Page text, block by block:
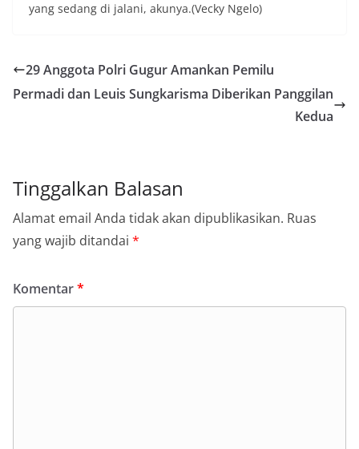
yang sedang di jalani, akunya.(Vecky Ngelo)
29 Anggota Polri Gugur Amankan Pemilu
Permadi dan Leuis Sungkarisma Diberikan Panggilan
Kedua
Tinggalkan Balasan
Alamat email Anda tidak akan dipublikasikan. Ruas
yang wajib ditandai *
Komentar*